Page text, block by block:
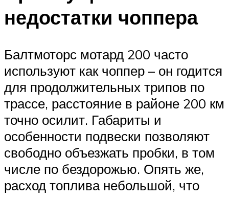
недостатки чоппера
Балтмоторс мотард 200 часто
используют как чоппер – он годится
для продолжительных трипов по
трассе, расстояние в районе 200 км
точно осилит. Габариты и
особенности подвески позволяют
свободно объезжать пробки, в том
числе по бездорожью. Опять же,
расход топлива небольшой, что